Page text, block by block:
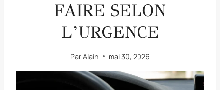
FAIRE SELON
L’URGENCE
Par Alain mai 30, 2026